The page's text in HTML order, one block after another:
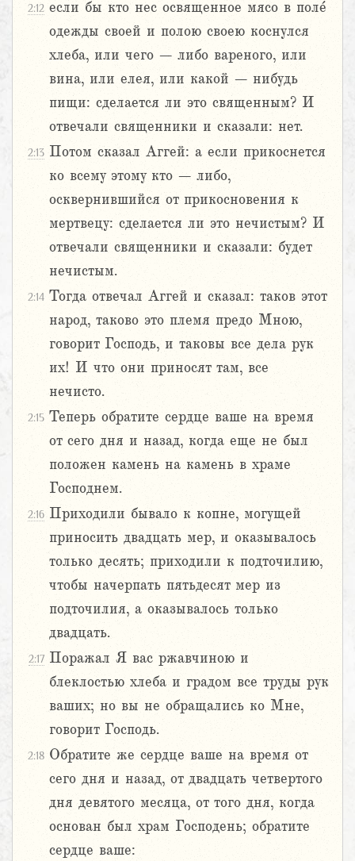
2:12 если бы кто нес освященное мясо в поле́
одежды своей и полою своею коснулся
хлеба, или чего – либо вареного, или
вина, или елея, или какой – нибудь
пищи: сделается ли это священным? И
отвечали священники и сказали: нет.
2:13 Потом сказал Аггей: а если прикоснется
ко всему этому кто – либо,
осквернившийся от прикосновения к
мертвецу: сделается ли это нечистым? И
отвечали священники и сказали: будет
нечистым.
2:14 Тогда отвечал Аггей и сказал: таков этот
народ, таково это племя предо Мною,
говорит Господь, и таковы все дела рук
их! И что они приносят там, все
нечисто.
2:15 Теперь обратите сердце ваше на время
от сего дня и назад, когда еще не был
положен камень на камень в храме
Господнем.
2:16 Приходили бывало к копне, могущей
приносить двадцать мер, и оказывалось
только десять; приходили к подточилию,
чтобы начерпать пятьдесят мер из
подточилия, а оказывалось только
двадцать.
2:17 Поражал Я вас ржавчиною и
блеклостью хлеба и градом все труды рук
ваших; но вы не обращались ко Мне,
говорит Господь.
2:18 Обратите же сердце ваше на время от
сего дня и назад, от двадцать четвертого
дня девятого месяца, от того дня, когда
основан был храм Господень; обратите
сердце ваше: